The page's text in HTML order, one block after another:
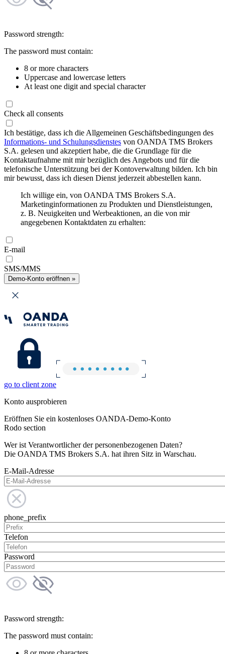
Password strength:
The password must contain:
8 or more characters
Uppercase and lowercase letters
At least one digit and special character
Check all consents
Ich bestätige, dass ich die Allgemeinen Geschäftsbedingungen des
Informations- und Schulungsdienstes von OANDA TMS Brokers
S.A. gelesen und akzeptiert habe, die die Grundlage für die
Kontaktaufnahme mit mir bezüglich des Angebots und für die
telefonische Unterstützung bei der Kontoverwaltung bilden. Ich bin
mir bewusst, dass ich diesen Dienst jederzeit abbestellen kann.
Ich willige ein, von OANDA TMS Brokers S.A.
Marketinginformationen zu Produkten und Dienstleistungen,
z. B. Neuigkeiten und Werbeaktionen, an die von mir
angegebenen Kontaktdaten zu erhalten:
E-mail
SMS/MMS
Demo-Konto eröffnen »
go to client zone
Konto ausprobieren
Eröffnen Sie ein kostenloses OANDA-Demo-Konto
Rodo section
Wer ist Verantwortlicher der personenbezogenen Daten?
Die OANDA TMS Brokers S.A. hat ihren Sitz in Warschau.
E-Mail-Adresse
phone_prefix
Telefon
Password
Password strength:
The password must contain: